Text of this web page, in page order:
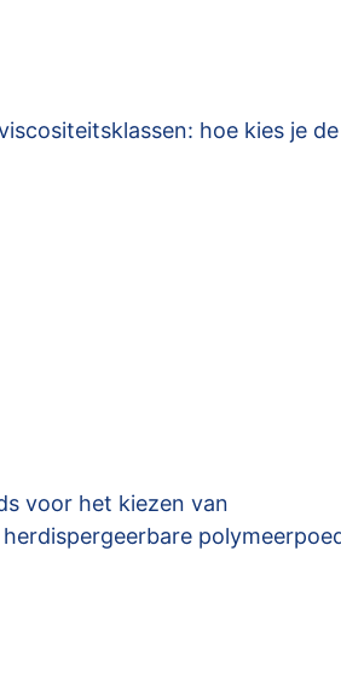
hoe kies je de
voor het kiezen van